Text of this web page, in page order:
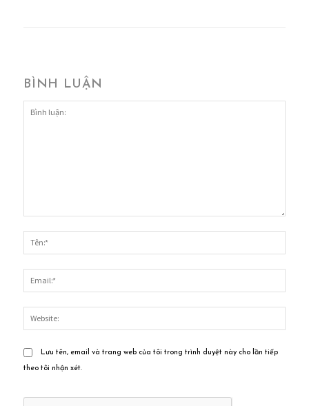
BÌNH LUẬN
luận:
Lưu tên, email và trang web của tôi trong trình duyệt này cho lần tiếp
theo tôi nhận xét.